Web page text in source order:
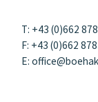
T: +43 (0)662
F: +43 (0)662
E: